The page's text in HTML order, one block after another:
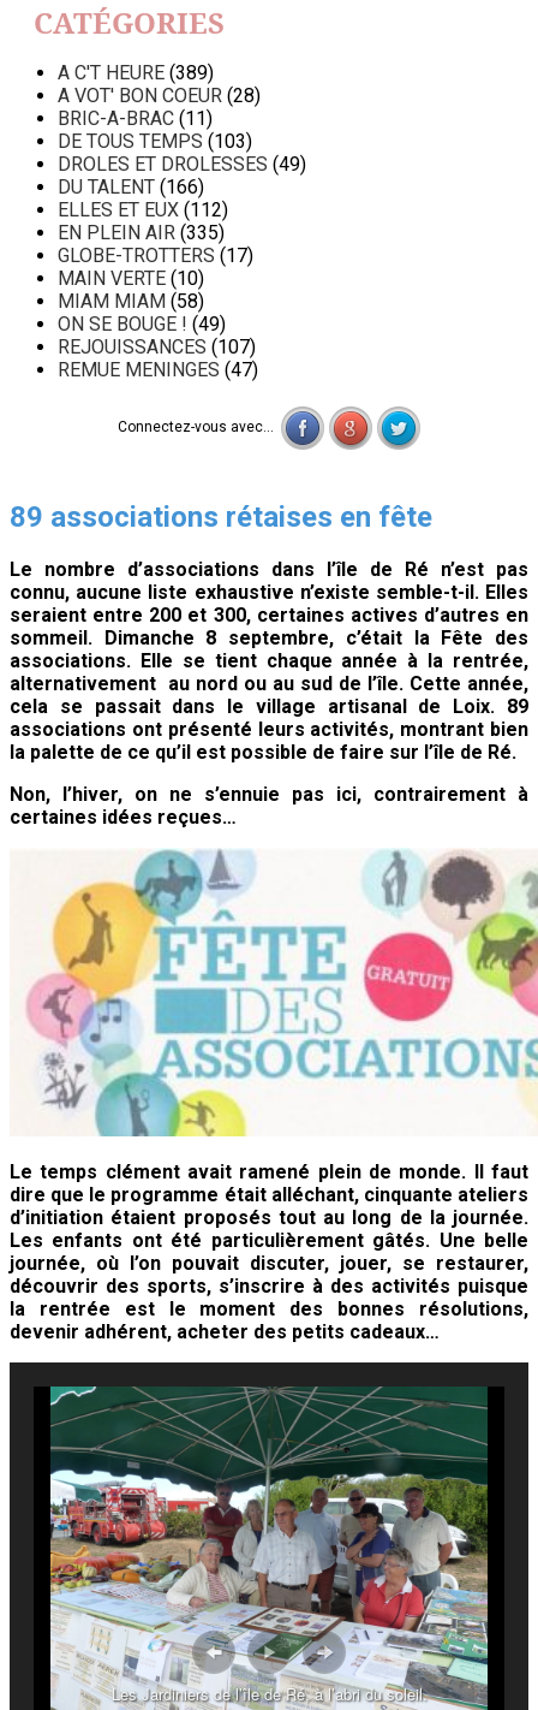
CATÉGORIES
A C'T HEURE (389)
A VOT' BON COEUR (28)
BRIC-A-BRAC (11)
DE TOUS TEMPS (103)
DROLES ET DROLESSES (49)
DU TALENT (166)
ELLES ET EUX (112)
EN PLEIN AIR (335)
GLOBE-TROTTERS (17)
MAIN VERTE (10)
MIAM MIAM (58)
ON SE BOUGE ! (49)
REJOUISSANCES (107)
REMUE MENINGES (47)
Connectez-vous avec...
89 associations rétaises en fête
Le nombre d’associations dans l’île de Ré n’est pas
connu, aucune liste exhaustive n’existe semble-t-il. Elles
seraient entre 200 et 300, certaines actives d’autres en
sommeil. Dimanche 8 septembre, c’était la Fête des
associations. Elle se tient chaque année à la rentrée,
alternativement au nord ou au sud de l’île. Cette année,
cela se passait dans le village artisanal de Loix. 89
associations ont présenté leurs activités, montrant bien
la palette de ce qu’il est possible de faire sur l’île de Ré.
Non, l’hiver, on ne s’ennuie pas ici, contrairement à
certaines idées reçues…
Le temps clément avait ramené plein de monde. Il faut
dire que le programme était alléchant, cinquante ateliers
d’initiation étaient proposés tout au long de la journée.
Les enfants ont été particulièrement gâtés. Une belle
journée, où l’on pouvait discuter, jouer, se restaurer,
découvrir des sports, s’inscrire à des activités puisque
la rentrée est le moment des bonnes résolutions,
devenir adhérent, acheter des petits cadeaux…
Les Jardiniers de l’île de Ré, à l’abri du soleil.